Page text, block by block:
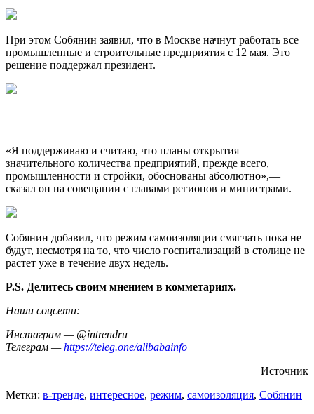
При этом Собянин заявил, что в Москве начнут работать все
промышленные и строительные предприятия с 12 мая. Это
решение поддержал президент.
«Я поддерживаю и считаю, что планы открытия
значительного количества предприятий, прежде всего,
промышленности и стройки, обоснованы абсолютно»,—
сказал он на совещании с главами регионов и министрами.
Собянин добавил, что режим самоизоляции смягчать пока не
будут, несмотря на то, что число госпитализаций в столице не
растет уже в течение двух недель.
P.S. Делитесь своим мнением в комметариях.
Наши соцсети:
Инстаграм — @intrendru
Телеграм —https://teleg.one/alibabainfo
Источник
Метки: в-тренде, интересное, режим, самоизоляция, Собянин